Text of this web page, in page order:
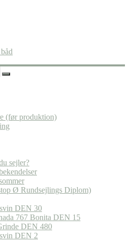
(før produktion)
sejler?
Ø Rundsejlings Diplom)
DEN 30
767 Bonita DEN 15
DEN 480
DEN 2